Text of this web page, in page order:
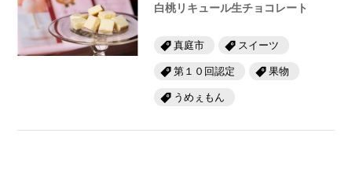
白桃リキュール生チョコレート
真庭市 スイーツ
第１０回認定 果物
うめぇもん